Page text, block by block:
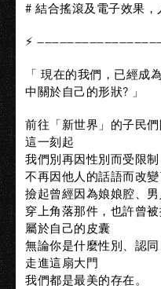
# 結合搖滾及電子效果，
⚡
「 現在的我們，已經成
中關於自己的形狀? 」
前往「新世界」的子⺠
這一刻起
我們別再因性別而受限制
不再因他人的話語而改
撿起曾經因為娘娘腔、
穿上角落那件，也許曾
屬於自己的皮囊
無論你是什麼性別、認
走進這扇大門
我們都是最美的存在。